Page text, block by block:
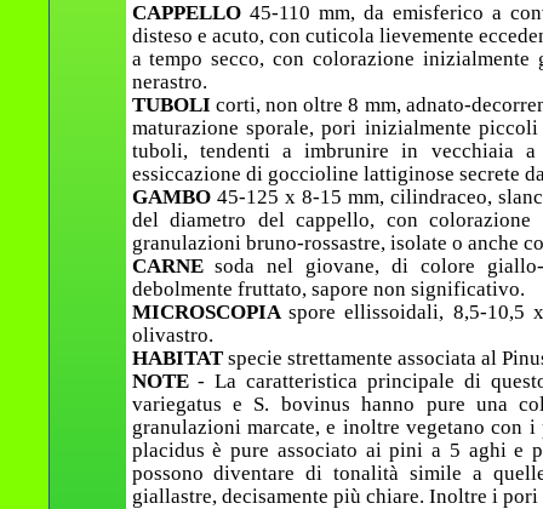
CAPPELLO 45-110 mm, da emisferico a
disteso e acuto, con cuticola lievemente
a tempo secco, con colorazione
nerastro.
TUBOLI corti, non oltre 8 mm, adnato-
maturazione sporale, pori inizialmente
tuboli, tendenti a imbrunire in vecchiaia a
essiccazione di goccioline lattiginose secrete
GAMBO 45-125 x 8-15 mm, cilindraceo,
del diametro del cappello, con
granulazioni bruno-rossastre, isolate o anche
CARNEsoda nel giovane, di colore
debolmente fruttato, sapore non significativo.
MICROSCOPIA spore ellissoidali, 8,5-10,5
olivastro.
HABITAT specie strettamente associata al
NOTE- La caratteristica principale di
variegatus e S. bovinus hanno pure una
granulazioni marcate, e inoltre vegetano con
placidus è pure associato ai pini a 5 aghi e
possono diventare di tonalità simile a
giallastre, decisamente più chiare. Inoltre i